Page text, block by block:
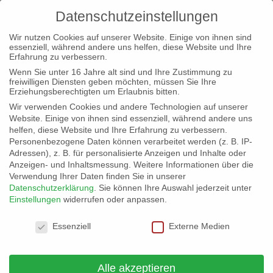
Mahnwache zum Holocaust-
Gedenktag am 27.01.2023 in Fulda
von Landesvorstand Hessen|27. Jan. 2023|Allgemein,
Fulda
Datenschutzeinstellungen
Wir nutzen Cookies auf unserer Website. Einige von ihnen sind
essenziell, während andere uns helfen, diese Website und Ihre
Erfahrung zu verbessern.
Wenn Sie unter 16 Jahre alt sind und Ihre Zustimmung zu
freiwilligen Diensten geben möchten, müssen Sie Ihre
Erziehungsberechtigten um Erlaubnis bitten.
Wir verwenden Cookies und andere Technologien auf unserer
Website. Einige von ihnen sind essenziell, während andere uns
helfen, diese Website und Ihre Erfahrung zu verbessern.
Personenbezogene Daten können verarbeitet werden (z. B. IP-
Adressen), z. B. für personalisierte Anzeigen und Inhalte oder
Anzeigen- und Inhaltsmessung. Weitere Informationen über die
Verwendung Ihrer Daten finden Sie in unserer
Datenschutzerklärung
Sie können Ihre Auswahl jederzeit unter
Einstellungen widerrufen oder anpassen.
Essenziell
Externe Medien
Alle akzeptieren